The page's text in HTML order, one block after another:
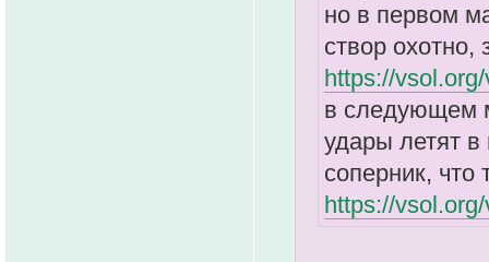
но в первом
створ
https://
в следующем
удары летят в
соперник, что
https://